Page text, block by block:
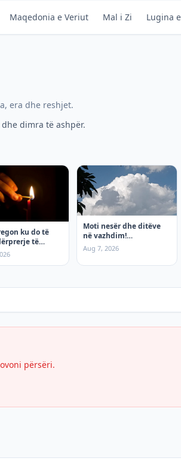
Maqedonia e Veriut Mal i Zi Lugina
era dhe reshjet.
dimra të ashpër.
ku do të
të
shtunën, 8
Moti nesër dhe ditëve
në vazhdim!
(08.08.2026.) e shtunë
Aug 7, 2026
përsëri.